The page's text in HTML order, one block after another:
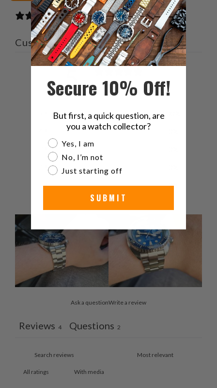
4 reviews
Customer reviews
5 / 54 reviews
100
0%
Ask a questionWrite a review
Reviews 4 Questions 2
With media
Secure 10% Off!
But first, a quick question, are
you a watch collector?
Are you a watch collector?
Yes, I am
No, I’m not
Just starting off
SUBMIT